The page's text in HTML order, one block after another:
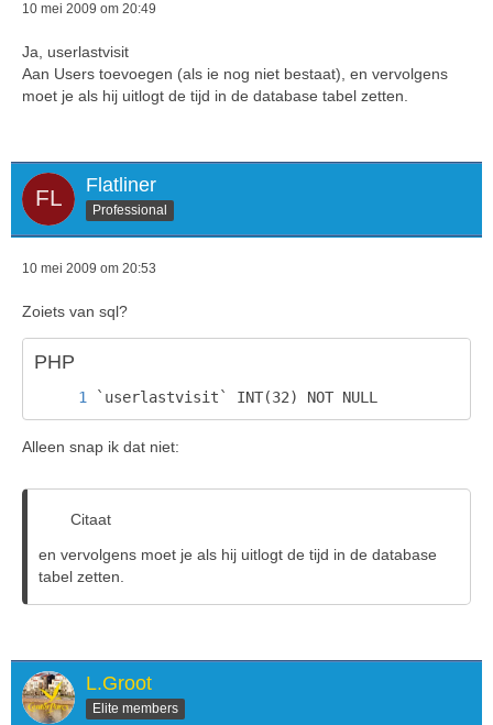
	</td>
10 mei 2009 om 20:49
Ja, userlastvisit
Aan Users toevoegen (als ie nog niet bestaat), en vervolgens
moet je als hij uitlogt de tijd in de database tabel zetten.
Flatliner
Professional
10 mei 2009 om 20:53
Zoiets van sql?
PHP
`userlastvisit` INT(32) NOT NULL
Alleen snap ik dat niet:
Citaat
en vervolgens moet je als hij uitlogt de tijd in de database
tabel zetten.
L.Groot
Elite members